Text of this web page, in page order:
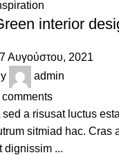
interior
Αυγούστου, 2021
admin
comments
sed a risusat luctus
sitmiad hac. Cras
dignissim ...